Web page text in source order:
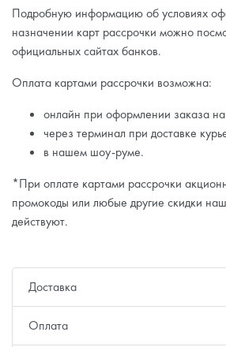
Подробную информацию об условиях
назначении карт рассрочки можно
официальных сайтах банков.
Оплата картами рассрочки возможна:
онлайн при оформлении заказа
через терминал при доставке
в нашем шоу-руме.
*При оплате картами рассрочки
промокоды или любые другие скидки
действуют.
Доставка
Оплата